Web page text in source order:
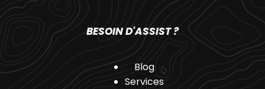
BESOIN D'ASSIST ?
Blog
Services